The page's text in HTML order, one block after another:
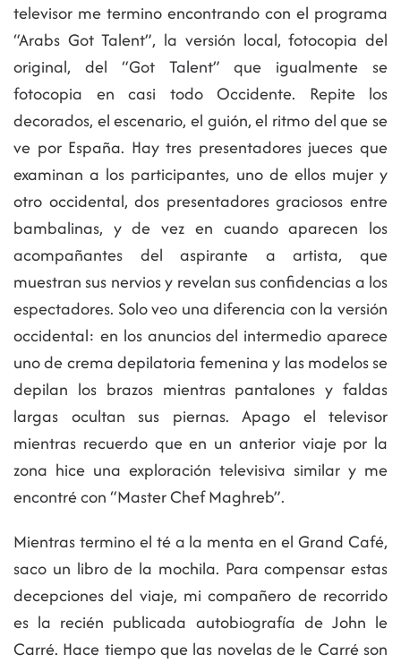
televisor me termino encontrando con el programa
“Arabs Got Talent”, la versión local, fotocopia del
original, del “Got Talent” que igualmente se
fotocopia en casi todo Occidente. Repite los
decorados, el escenario, el guión, el ritmo del que se
ve por España. Hay tres presentadores jueces que
examinan a los participantes, uno de ellos mujer y
otro occidental, dos presentadores graciosos entre
bambalinas, y de vez en cuando aparecen los
acompañantes del aspirante a artista, que
muestran sus nervios y revelan sus confidencias a los
espectadores. Solo veo una diferencia con la versión
occidental: en los anuncios del intermedio aparece
uno de crema depilatoria femenina y las modelos se
depilan los brazos mientras pantalones y faldas
largas ocultan sus piernas. Apago el televisor
mientras recuerdo que en un anterior viaje por la
zona hice una exploración televisiva similar y me
encontré con “Master Chef Maghreb”.
Mientras termino el té a la menta en el Grand Café,
saco un libro de la mochila. Para compensar estas
decepciones del viaje, mi compañero de recorrido
es la recién publicada autobiografía de John le
Carré. Hace tiempo que las novelas de le Carré son